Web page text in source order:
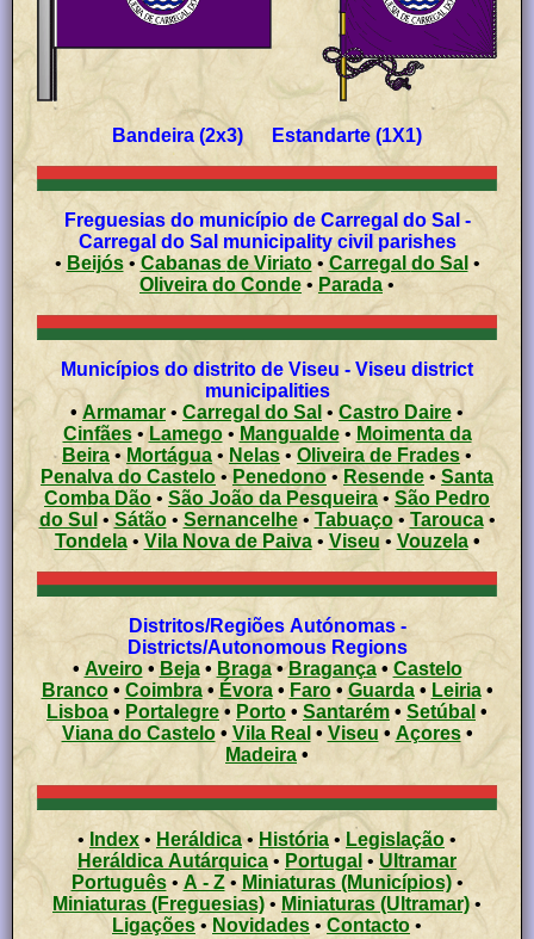
Bandeira (2x3) Estandarte (1X1)
Freguesias do município de Carregal do Sal -
Carregal do Sal municipality civil parishes
• Beijós• Cabanas de Viriato• Carregal do Sal •
Oliveira do Conde • Parada •
Municípios do distrito de Viseu - Viseu district
municipalities
• Armamar • Carregal do Sal • Castro Daire •
Cinfães• Lamego• Mangualde• Moimenta da
Beira• Mortágua • Nelas • Oliveira de Frades •
Penalva do Castelo • Penedono• Resende • Santa
Comba Dão • São João da Pesqueira • São Pedro
do Sul • Sátão• Sernancelhe• Tabuaço• Tarouca•
Tondela• Vila Nova de Paiva• Viseu • Vouzela •
Distritos/Regiões Autónomas -
Districts/Autonomous Regions
• Aveiro• Beja• Braga•Bragança• Castelo
Branco• Coimbra• Évora• Faro• Guarda• Leiria•
Lisboa • Portalegre• Porto • Santarém • Setúbal •
Viana do Castelo• Vila Real • Viseu •Açores •
Madeira •
• Index • Heráldica• História • Legislação •
Heráldica Autárquica• Portugal • Ultramar
Português• A - Z• Miniaturas (Municípios)•
Miniaturas (Freguesias)• Miniaturas (Ultramar)•
Ligações• Novidades •Contacto •